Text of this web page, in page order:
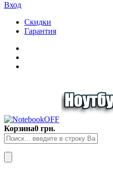
Вход
Скидки
Гарантия
Корзина0 грн.